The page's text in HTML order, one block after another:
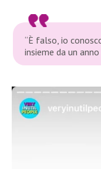
“È falso, io
insieme da un anno